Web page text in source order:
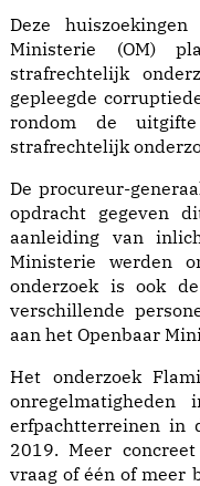
Deze
Ministerie (OM)
strafrechtelijk
gepleegde
rondom de
strafrechtelijk
De procureur-
opdracht gegeven
aanleiding van
Ministerie werden
onderzoek is ook
verschillende
aan het Openbaar
Het onderzoek
erfpachtterreinen in
2019. Meer
vraag of één of meer